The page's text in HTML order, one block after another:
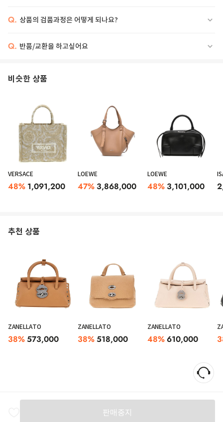
Q. 상품의 검품과정은 어떻게 되나요?
Q. 반품/교환을 하고싶어요
비슷한 상품
VERSACE
48% 1,091,200
LOEWE
47% 3,868,000
LOEWE
48% 3,101,000
추천 상품
ZANELLATO
38%573,000
ZANELLATO
38%518,000
ZANELLATO
48%610,000
판매중지